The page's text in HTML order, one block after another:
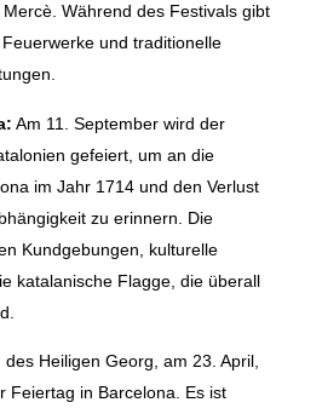
Während des Festivals gibt
und traditionelle
Am 11. September wird der
gefeiert, um an die
im Jahr 1714 und den Verlust
zu erinnern. Die
Kundgebungen, kulturelle
katalanische Flagge, die überall
des Heiligen Georg, am 23. April,
Feiertag in Barcelona. Es ist